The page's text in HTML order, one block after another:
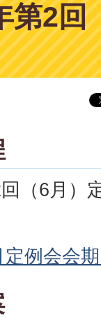
第2回
（6月）
定例会会